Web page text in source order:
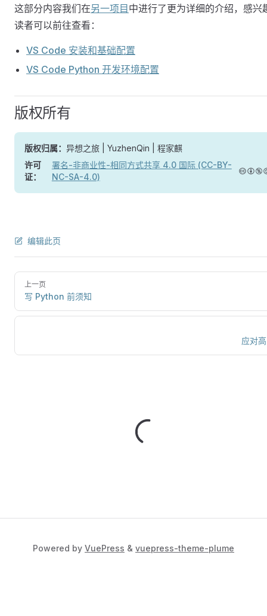
这部分内容我们在另一项目 中进行了更为详细的介绍，感兴
读者可以前往查看：
VS Code 安装和基础配置
VS Code Python 开发环境配置
版权所有
版权归属： 异想之旅 | YuzhenQin | 程家麒
许可
证：
署名-非商业性-相同方式共享 4.0 国际 (CC-BY-
NC-SA-4.0)
编辑此页
上一页
写 Python 前须知
应对
Powered by VuePress & vuepress-theme-plume